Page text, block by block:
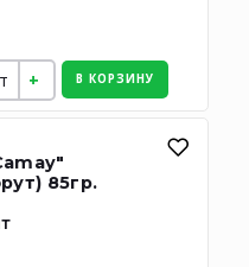
В КОРЗИНУ
85гр.